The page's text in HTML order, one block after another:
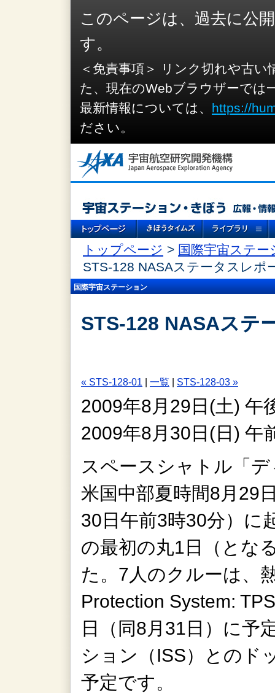
このページは、過去に公
す。
＜免責事項＞ リンク切れや古
た、現在のWebブラウザーでは
最新情報については、 https://
ださい。
トップページ > 国際宇宙ステー
STS-128 NASAステータスレポ
国際宇宙ステーション
STS-128 NASAステ
« STS-128-01 一覧 STS-128-03 »
2009年8月29日(土) 午
2009年8月30日(日) 午
スペースシャトル「
米国中部夏時間8月29
30日午前3時30分）に
の最初の丸1日（とな
た。7人のクルーは、
Protection System:
日（同8月31日）に予
ション（ISS）とのド
予定です。